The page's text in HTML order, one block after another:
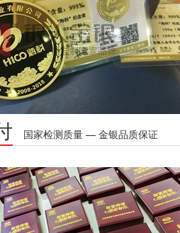
国家检测质量 — 金银品质保证